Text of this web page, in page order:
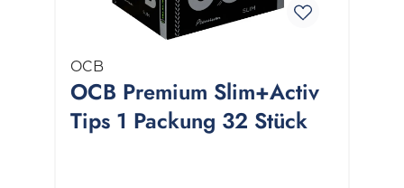
OCB
OCB Premium Slim+Activ
Tips 1 Packung 32 Stück